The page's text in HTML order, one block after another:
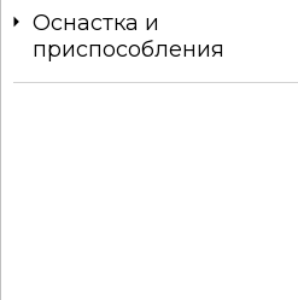
Оснастка и
приспособления